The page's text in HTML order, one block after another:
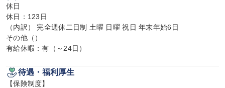
休日
休日：123日
（内訳） 完全週休二日制 土曜 日曜 祝日 年末年始6日
その他（）
有給休暇：有（～24日）
待遇・福利厚生
【保険制度】